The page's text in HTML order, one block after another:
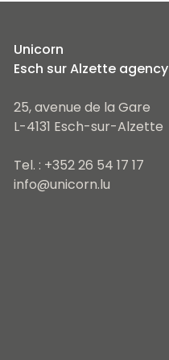
Unicorn
Esch sur Alzette agency
25, avenue de la Gare
L-4131 Esch-sur-Alzette
Tel. : +352 26 54 17 17
info@unicorn.lu